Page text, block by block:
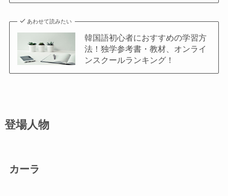
あわせて読みたい
韓国語初心者におすすめの学習方
法！独学参考書・教材、オンライ
ンスクールランキング！
登場人物
カーラ